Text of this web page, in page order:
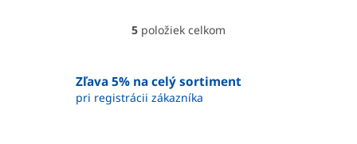
O
á
d
5 položiek celkom
Zľava 5% na celý sortiment
pri registrácii zákazníka